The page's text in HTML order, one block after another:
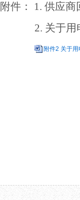
附件： 1. 供应商
2. 关于用
附件2 关于